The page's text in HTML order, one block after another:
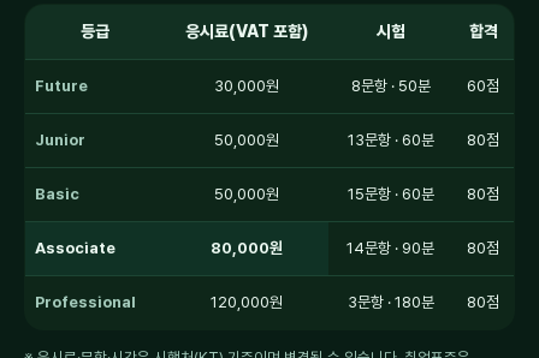
등급 응시료(VAT 포함) 시험 합격
Future 30,000원 8문항 · 50분 60점
Junior 50,000원 13문항 · 60분 80점
Basic 50,000원 15문항 · 60분 80점
Associate 80,000원 14문항 · 90분 80점
Professional 120,000원 3문항 · 180분 80점